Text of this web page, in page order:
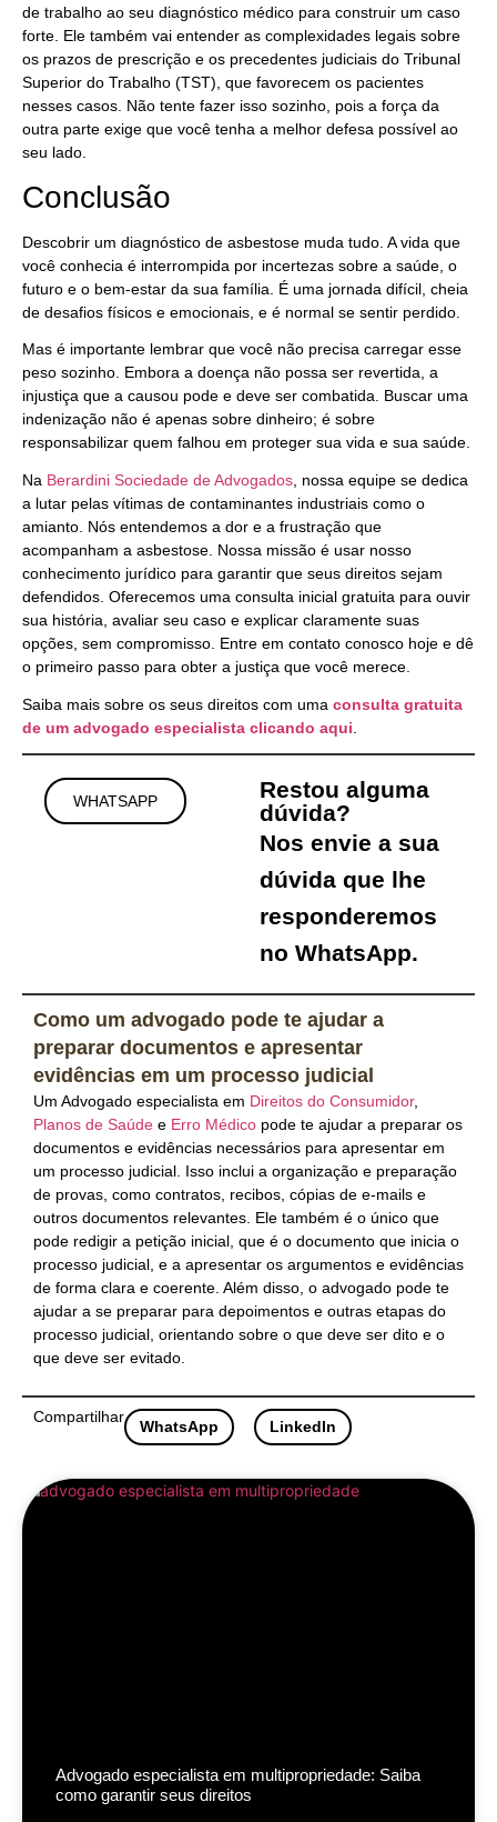
de trabalho ao seu diagnóstico médico para construir um caso
forte. Ele também vai entender as complexidades legais sobre
os prazos de prescrição e os precedentes judiciais do Tribunal
Superior do Trabalho (TST), que favorecem os pacientes
nesses casos. Não tente fazer isso sozinho, pois a força da
outra parte exige que você tenha a melhor defesa possível ao
seu lado.
Conclusão
Descobrir um diagnóstico de asbestose muda tudo. A vida que
você conhecia é interrompida por incertezas sobre a saúde, o
futuro e o bem-estar da sua família. É uma jornada difícil, cheia
de desafios físicos e emocionais, e é normal se sentir perdido.
Mas é importante lembrar que você não precisa carregar esse
peso sozinho. Embora a doença não possa ser revertida, a
injustiça que a causou pode e deve ser combatida. Buscar uma
indenização não é apenas sobre dinheiro; é sobre
responsabilizar quem falhou em proteger sua vida e sua saúde.
Na Berardini Sociedade de Advogados , nossa equipe se dedica
a lutar pelas vítimas de contaminantes industriais como o
amianto. Nós entendemos a dor e a frustração que
acompanham a asbestose. Nossa missão é usar nosso
conhecimento jurídico para garantir que seus direitos sejam
defendidos. Oferecemos uma consulta inicial gratuita para ouvir
sua história, avaliar seu caso e explicar claramente suas
opções, sem compromisso. Entre em contato conosco hoje e dê
o primeiro passo para obter a justiça que você merece.
Saiba mais sobre os seus direitos com uma consulta gratuita
de um advogado especialista clicando aqui
WHATSAPP
Restou alguma
dúvida?
Nos envie a sua
dúvida que lhe
responderemos
no WhatsApp.
Como um advogado pode te ajudar a
preparar documentos e apresentar
evidências em um processo judicial
Um Advogado especialista em Direitos do Consumidor,
Planos de Saúde e Erro Médico pode te ajudar a preparar os
documentos e evidências necessários para apresentar em
um processo judicial. Isso inclui a organização e preparação
de provas, como contratos, recibos, cópias de e-mails e
outros documentos relevantes. Ele também é o único que
pode redigir a petição inicial, que é o documento que inicia o
processo judicial, e a apresentar os argumentos e evidências
de forma clara e coerente. Além disso, o advogado pode te
ajudar a se preparar para depoimentos e outras etapas do
processo judicial, orientando sobre o que deve ser dito e o
que deve ser evitado.
Compartilhar
WhatsApp LinkedIn
Advogado especialista em multipropriedade: Saiba
como garantir seus direitos